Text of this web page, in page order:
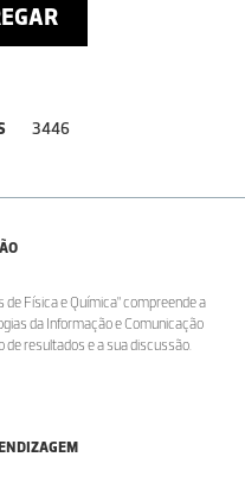
3446
de Física e Química" compreende a
da Informação e Comunicação
de resultados e a sua discussão.